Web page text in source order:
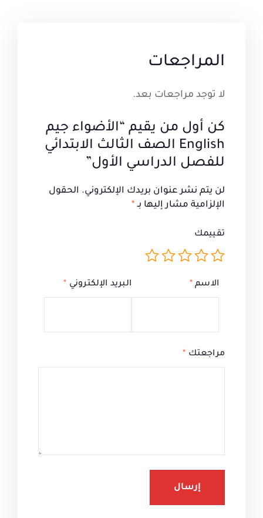
المراجعات
لا توجد مراجعات بعد.
كن أول من يقيم “الأضواء جيم
English الصف الثالث الابتدائي
للفصل الدراسي الأول”
لن يتم نشر عنوان بريدك الإلكتروني. الحقول
الإلزامية مشار إليها بـ *
تقييمك
مراجعتك *
الاسم* البريد الإلكتروني *